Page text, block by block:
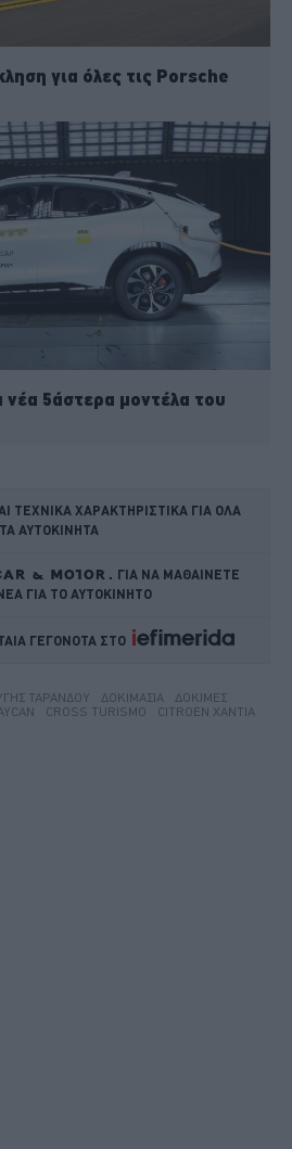
για όλες τις Porsche
5άστερα μοντέλα του
ΤΕΧΝΙΚΑ ΧΑΡΑΚΤΗΡΙΣΤΙΚΑ ΓΙΑ ΟΛΑ
ΤΑ ΑΥΤΟΚΙΝΗΤΑ
ΓΙΑ ΝΑ ΜΑΘΑΙΝΕΤΕ
ΓΙΑ ΤΟ ΑΥΤΟΚΙΝΗΤΟ
ΓΕΓΟΝΟΤΑ ΣΤΟ
ΤΑΡΆΝΔΟΥ ΔΟΚΙΜΑΣΊΑ
ΔΟΚΙΜΈΣ
CROSS TURISMO
CITROEN XANTIA